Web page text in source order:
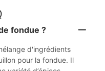
fondue ?
d'ingrédients
pour la fondue. Il